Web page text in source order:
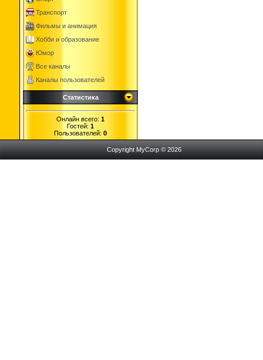
Транспорт
Фильмы и анимация
Хобби и образование
Юмор
Все каналы
Каналы пользователей
Статистика
Онлайн всего: 1
Гостей: 1
Пользователей: 0
Copyright MyCorp © 2026